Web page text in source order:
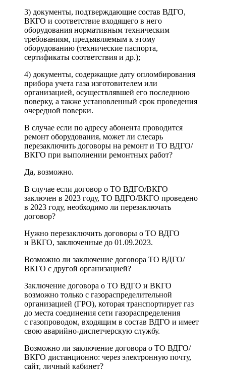
3) документы, подтверждающие состав ВДГО,
ВКГО и соответствие входящего в него
оборудования нормативным техническим
требованиям, предъявляемым к этому
оборудованию (технические паспорта,
сертификаты соответствия и др.);
4) документы, содержащие дату опломбирования
прибора учета газа изготовителем или
организацией, осуществлявшей его последнюю
поверку, а также установленный срок проведения
очередной поверки.
В случае если по адресу абонента проводится
ремонт оборудования, может ли слесарь
перезаключить договоры на ремонт и ТО ВДГО/
ВКГО при выполнении ремонтных работ?
Да, возможно.
В случае если договор о ТО ВДГО/ВКГО
заключен в 2023 году, ТО ВДГО/ВКГО проведено
в 2023 году, необходимо ли перезаключать
договор?
Нужно перезаключить договоры о ТО ВДГО
и ВКГО, заключенные до 01.09.2023.
Возможно ли заключение договора ТО ВДГО/
ВКГО с другой организацией?
Заключение договора о ТО ВДГО и ВКГО
возможно только с газораспределительной
организацией (ГРО), которая транспортирует газ
до места соединения сети газораспределения
с газопроводом, входящим в состав ВДГО и имеет
свою аварийно-диспетчерскую службу.
Возможно ли заключение договора о ТО ВДГО/
ВКГО дистанционно: через электронную почту,
сайт, личный кабинет?